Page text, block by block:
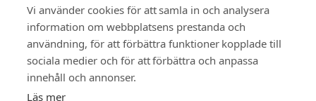
Vi använder cookies för att samla in och analysera
information om webbplatsens prestanda och
användning, för att förbättra funktioner kopplade till
sociala medier och för att förbättra och anpassa
innehåll och annonser.
Läs mer
FÖLJ OSS PÅ SOCIALA MEDIER
SE MER SKOR: dinsko.se